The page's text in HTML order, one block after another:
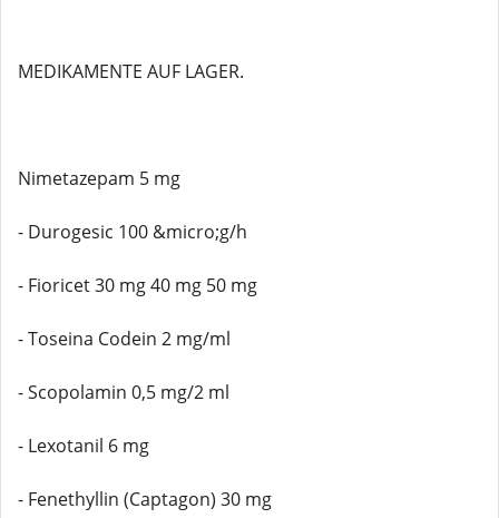
MEDIKAMENTE AUF LAGER.
Nimetazepam 5 mg
- Durogesic 100 &micro;g/h
- Fioricet 30 mg 40 mg 50 mg
- Toseina Codein 2 mg/ml
- Scopolamin 0,5 mg/2 ml
- Lexotanil 6 mg
- Fenethyllin (Captagon) 30 mg